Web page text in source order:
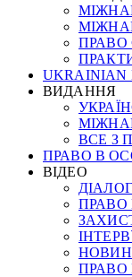
ПРАВО
UKRAINIAN
ВИДАННЯ
ВСЕ З
ПРАВО В
ВІДЕО
ПРАВО
ПРАВО